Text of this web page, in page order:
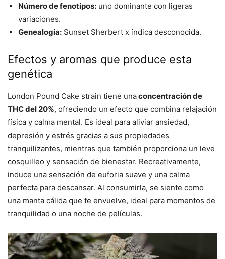
Número de fenotipos: uno dominante con ligeras
variaciones.
Genealogía: Sunset Sherbert x índica desconocida.
Efectos y aromas que produce esta
genética
London Pound Cake strain tiene unaconcentración de
THC del 20%, ofreciendo un efecto que combina relajación
física y calma mental. Es ideal para aliviar ansiedad,
depresión y estrés gracias a sus propiedades
tranquilizantes, mientras que también proporciona un leve
cosquilleo y sensación de bienestar. Recreativamente,
induce una sensación de euforia suave y una calma
perfecta para descansar. Al consumirla, se siente como
una manta cálida que te envuelve, ideal para momentos de
tranquilidad o una noche de películas.